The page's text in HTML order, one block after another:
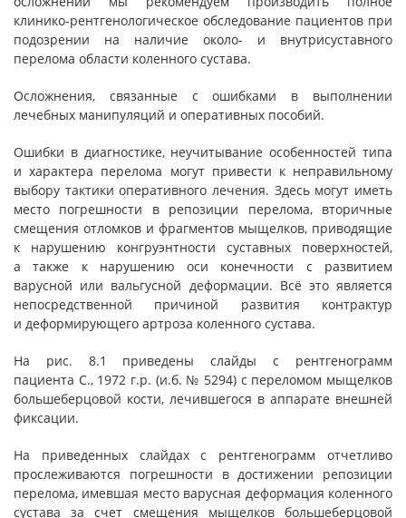
клинико-рентгенологическое обследование пациентов при
подозрении на наличие около- и внутрисуставного
перелома области коленного сустава.
Осложнения, связанные с ошибками в выполнении
лечебных манипуляций и оперативных пособий.
Ошибки в диагностике, неучитывание особенностей типа
и характера перелома могут привести к неправильному
выбору тактики оперативного лечения. Здесь могут иметь
место погрешности в репозиции перелома, вторичные
смещения отломков и фрагментов мыщелков, приводящие
к нарушению конгруэнтности суставных поверхностей,
а также к нарушению оси конечности с развитием
варусной или вальгусной деформации. Всё это является
непосредственной причиной развития контрактур
и деформирующего артроза коленного сустава.
На рис. 8.1 приведены слайды с рентгенограмм
пациента С., 1972 г.р. (и.б. № 5294) с переломом мыщелков
большеберцовой кости, лечившегося в аппарате внешней
фиксации.
На приведенных слайдах с рентгенограмм отчетливо
прослеживаются погрешности в достижении репозиции
перелома, имевшая место варусная деформация коленного
сустава за счет смещения мыщелков большеберцовой